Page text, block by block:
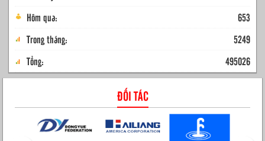
Hôm qua:
653
Trong tháng:
5249
Tổng:
495026
ĐỐI TÁC